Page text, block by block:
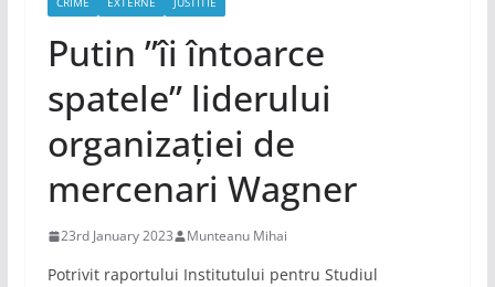
Putin ”îi întoarce
spatele” liderului
organizației de
mercenari Wagner
23rd January 2023 Munteanu Mihai
Potrivit raportului Institutului pentru Studiul